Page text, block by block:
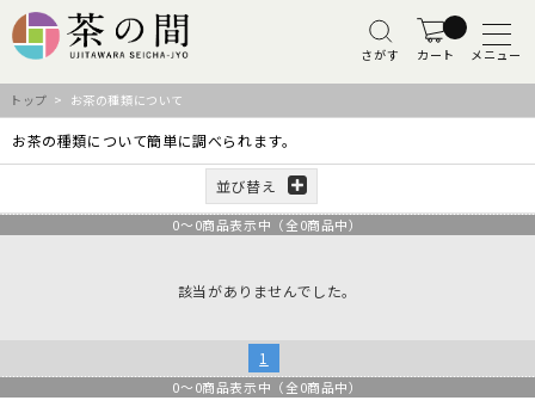
さがす カート メニュー
トップ > お茶の種類について
お茶の種類について簡単に調べられます。
並び替え
0～0商品表示中（全0商品中）
該当がありませんでした。
1
0～0商品表示中（全0商品中）